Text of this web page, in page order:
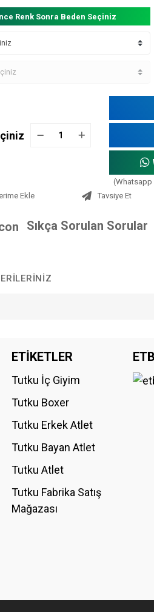
Renk Sonra Beden Seçiniz
(Whatsapp
Tavsiye Et
Sıkça Sorulan Sorular
ETİKETLER
Tutku İç Giyim
Tutku Boxer
Tutku Erkek Atlet
Tutku Bayan Atlet
Tutku Atlet
Tutku Fabrika Satış
Mağazası